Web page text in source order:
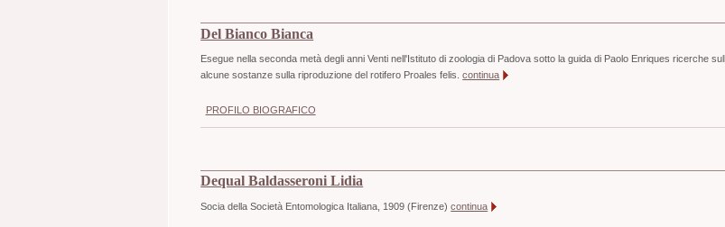
Del Bianco Bianca
Esegue nella seconda metà degli anni Venti nell'Istituto di zoologia di Padova sotto la guida di Paolo Enriques ricerche
alcune sostanze sulla riproduzione del rotifero Proales felis.continua
PROFILO BIOGRAFICO
Dequal Baldasseroni Lidia
Socia della Società Entomologica Italiana, 1909 (Firenze)continua